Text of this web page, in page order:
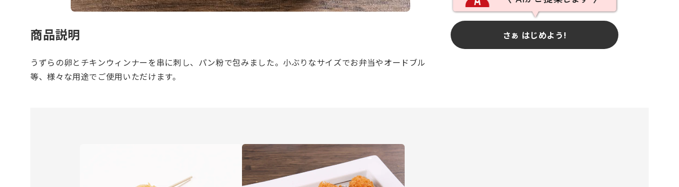
さぁ はじめよう!
商品説明
うずらの卵とチキンウィンナーを串に刺し、パン粉で包みました。小ぶりなサイズでお弁当やオードブル
等、様々な用途でご使用いただけます。